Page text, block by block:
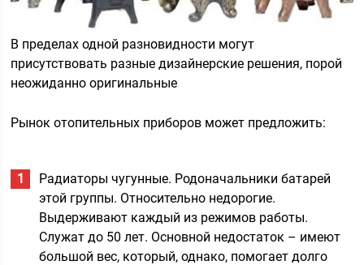
В пределах одной разновидности могут
присутствовать разные дизайнерские решения, порой
неожиданно оригинальные
Рынок отопительных приборов может предложить:
Радиаторы чугунные. Родоначальники батарей
этой группы. Относительно недорогие.
Выдерживают каждый из режимов работы.
Служат до 50 лет. Основной недостаток – имеют
большой вес, который, однако, помогает долго